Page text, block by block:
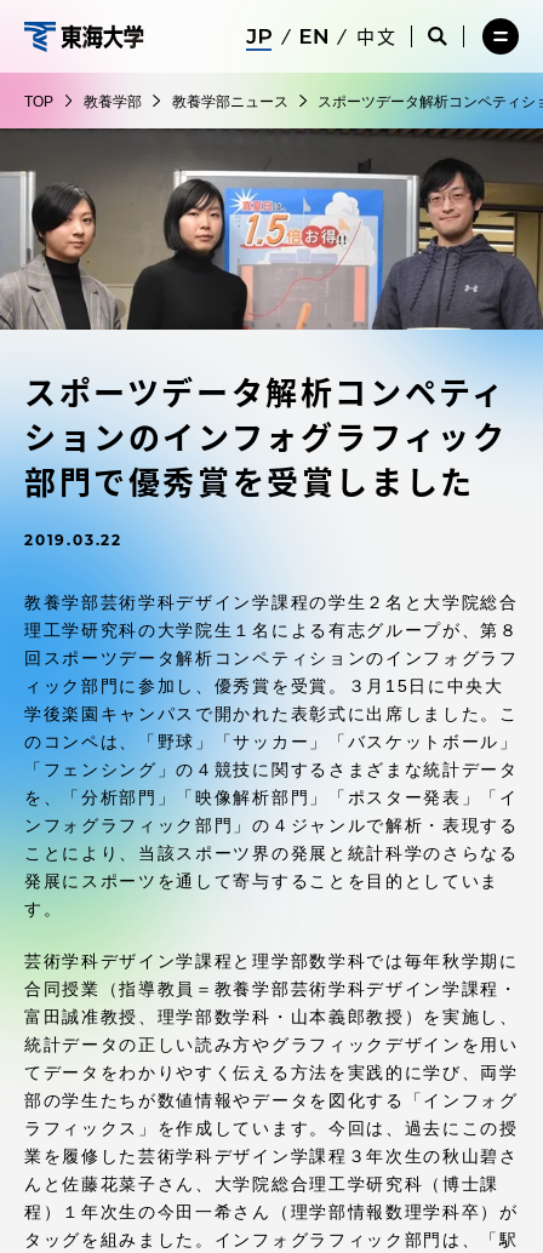
に
ッ
プ
養
学
部
中文
サ
検
索
を
開
く
サ
イ
索
を
メ
ー
を
TOP 教養学部 教養学部ニュース スポーツデータ解析コンペティ
スポーツデータ解析コンペティ
ションのインフォグラフィック
部門で優秀賞を受賞しました
2019.03.22
教養学部芸術学科デザイン学課程の学生２名と大学院総合
理工学研究科の大学院生１名による有志グループが、第８
回スポーツデータ解析コンペティションのインフォグラフ
ィック部門に参加し、優秀賞を受賞。３月15日に中央大
学後楽園キャンパスで開かれた表彰式に出席しました。こ
のコンペは、「野球」「サッカー」「バスケットボール」
「フェンシング」の４競技に関するさまざまな統計データ
を、「分析部門」「映像解析部門」「ポスター発表」「イ
ンフォグラフィック部門」の４ジャンルで解析・表現する
ことにより、当該スポーツ界の発展と統計科学のさらなる
発展にスポーツを通して寄与することを目的としていま
す。
芸術学科デザイン学課程と理学部数学科では毎年秋学期に
合同授業（指導教員＝教養学部芸術学科デザイン学課程・
富田誠准教授、理学部数学科・山本義郎教授）を実施し、
統計データの正しい読み方やグラフィックデザインを用い
てデータをわかりやすく伝える方法を実践的に学び、両学
部の学生たちが数値情報やデータを図化する「インフォグ
ラフィックス」を作成しています。今回は、過去にこの授
業を履修した芸術学科デザイン学課程３年次生の秋山碧さ
んと佐藤花菜子さん、大学院総合理工学研究科（博士課
程）１年次生の今田一希さん（理学部情報数理学科卒）が
タッグを組みました。インフォグラフィック部門は、「駅
メ
ニ
を
閉
在学生・保護者向けポータル（TIPS）
受験・入学案内
教員・研究者ガイド
大学の概要
教育・研究
受験・入学案内
学生生活
グローバルネットワーク
学外連携
学園ネットワーク
各種情報・お問い合わせ
アクセス情報
品川キャンパス 湘南キャンパス
伊勢原キャンパス 静岡キャンパス